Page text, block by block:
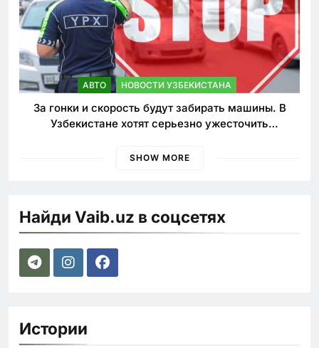
АВТО НОВОСТИ УЗБЕКИСТАНА
За гонки и скорость будут забирать машины. В
Узбекистане хотят серьезно ужесточить
SHOW MORE
Найди Vaib.uz в соцсетях
Истории